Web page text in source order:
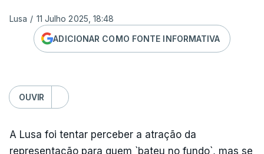
Lusa / 11 Julho 2025, 18:48
ADICIONAR COMO FONTE INFORMATIVA
OUVIR
A Lusa foi tentar perceber a atração da
representação para quem `bateu no fundo`, mas se